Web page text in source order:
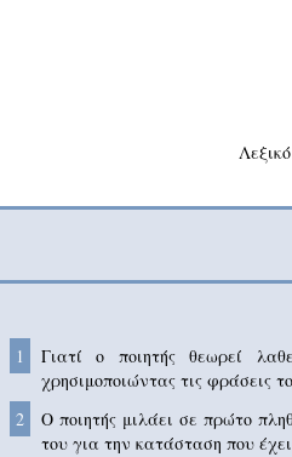
1
Γιατί ο ποιητής θεωρεί
χρησιμοποιώντας τις φράσεις
2
Ο ποιητής μιλάει σε πρώτο
του για την κατάσταση που